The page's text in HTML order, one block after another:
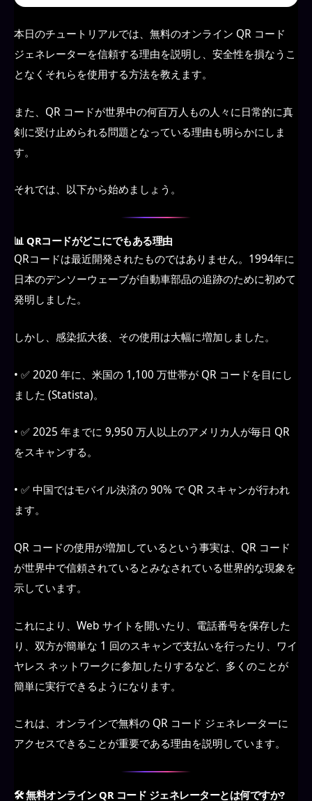
本日のチュートリアルでは、無料のオンライン QR コード
ジェネレーターを信頼する理由を説明し、安全性を損なうこ
となくそれらを使用する方法を教えます。
また、QR コードが世界中の何百万人もの人々に日常的に真
剣に受け止められる問題となっている理由も明らかにしま
す。
それでは、以下から始めましょう。
📊 QRコードがどこにでもある理由
QRコードは最近開発されたものではありません。1994年に
日本のデンソーウェーブが自動車部品の追跡のために初めて
発明しました。
しかし、感染拡大後、その使用は大幅に増加しました。
• ✅ 2020 年に、米国の 1,100 万世帯が QR コードを目にし
ました (Statista)。
• ✅ 2025 年までに 9,950 万人以上のアメリカ人が毎日 QR
をスキャンする。
• ✅ 中国ではモバイル決済の 90% で QR スキャンが行われ
ます。
QR コードの使用が増加しているという事実は、QR コード
が世界中で信頼されているとみなされている世界的な現象を
示しています。
これにより、Web サイトを開いたり、電話番号を保存した
り、双方が簡単な 1 回のスキャンで支払いを行ったり、ワイ
ヤレス ネットワークに参加したりするなど、多くのことが
簡単に実行できるようになります。
これは、オンラインで無料の QR コード ジェネレーターに
アクセスできることが重要である理由を説明しています。
🛠️ 無料オンライン QR コード ジェネレーターとは何ですか?